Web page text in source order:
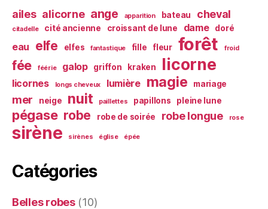
ailes alicorne ange apparition bateau cheval
citadelle cité ancienne croissant de lune dame doré
eau elfe elfes fantastique fille fleur forêt froid
fée féérie galop griffon kraken licorne
licornes longs cheveux lumière magie mariage
mer neige nuit paillettes papillons pleine lune
pégase robe robe de soirée robe longue rose
sirène sirènes église épée
Catégories
Belles robes(10)